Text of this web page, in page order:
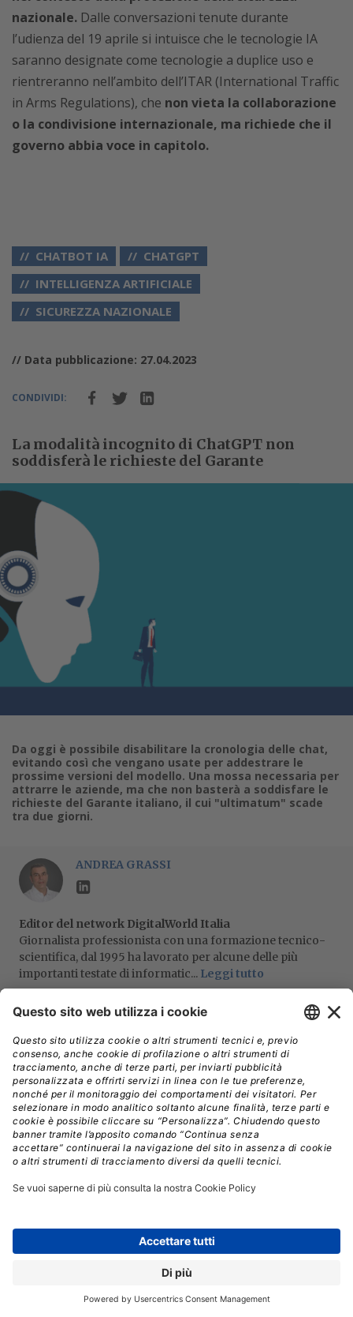
nazionale. Dalle conversazioni tenute durante
l’udienza del 19 aprile si intuisce che le tecnologie IA
saranno designate come tecnologie a duplice uso e
rientreranno nell’ambito dell’ITAR (International Traffic
in Arms Regulations), che non vieta la collaborazione
o la condivisione internazionale, ma richiede che il
governo abbia voce in capitolo.
CHATBOT IA
CHATGPT
INTELLIGENZA ARTIFICIALE
SICUREZZA NAZIONALE
// Data pubblicazione: 27.04.2023
CONDIVIDI:
La modalità incognito di ChatGPT non
soddisferà le richieste del Garante
Da oggi è possibile disabilitare la cronologia delle chat,
evitando così che vengano usate per addestrare le
prossime versioni del modello. Una mossa necessaria per
attrarre le aziende, ma che non basterà a soddisfare le
richieste del Garante italiano, il cui "ultimatum" scade
tra due giorni.
ANDREA GRASSI
Editor del network DigitalWorld Italia
Giornalista professionista con una formazione tecnico-
scientifica, dal 1995 ha lavorato per alcune delle più
importanti testate di informatic... Leggi tutto
O
penAI, l’azienda partecipata anche da
Microsoft e produttrice del rivoluzionario
sistema di intelligenza artificiale generativa
ChatGPT, ha annunciato questa settimana che
permetterà agli utenti di disattivare la funzione di
cronologia delle chat. La mossa viene vista come una
risposta parziale a regolatori e aziende preoccupate
per la sicurezza dei dati forniti dagli utenti a ChatGPT.
accessibili nella parte sinistra della finestra
dell’applicazione, la funzioneCronologia disabilitata
permette anche di evitare chele conversazioni
vengano usate per addestrare versioni successive